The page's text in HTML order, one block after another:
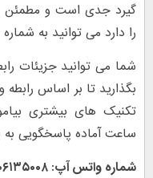
گیرد جدی است و مطمئن
را دارد می توانید به
شما می توانید جزیئات
بگذارید تا بر اساس
ساعت آماده پاسخگویی
شماره واتس آپ: ۰۹۳۰۶۱۳۵۰۰۸